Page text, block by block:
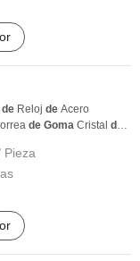
de Reloj de Acero
de Goma Cristal de
Pieza